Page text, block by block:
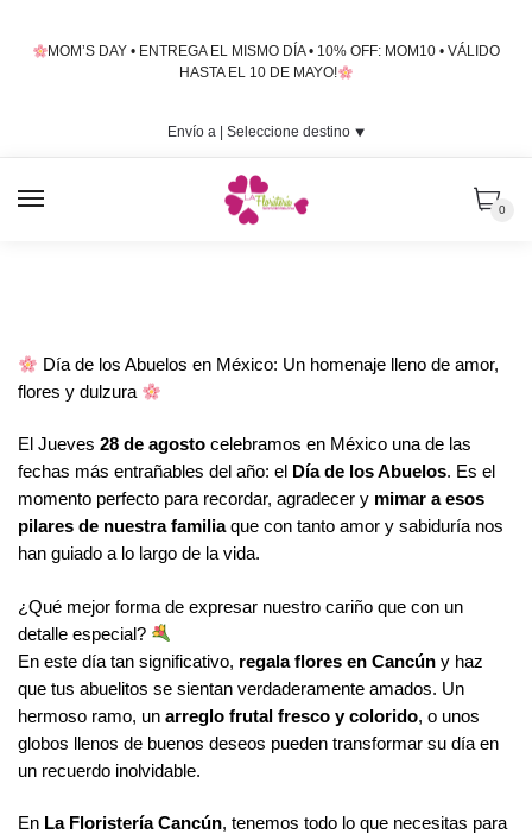
MOM’S DAY • ENTREGA EL MISMO DÍA • 10% OFF: MOM10 • VÁLIDO
HASTA EL 10 DE MAYO!
Envío a | Seleccione destino⯆
0
Día de los Abuelos en México: Un homenaje lleno de amor,
flores y dulzura
El Jueves 28 de agosto celebramos en México una de las
fechas más entrañables del año: el Día de los Abuelos. Es el
momento perfecto para recordar, agradecer y mimar a esos
pilares de nuestra familiaque con tanto amor y sabiduría nos
han guiado a lo largo de la vida.
¿Qué mejor forma de expresar nuestro cariño que con un
detalle especial?
En este día tan significativo, regala flores en Cancún y haz
que tus abuelitos se sientan verdaderamente amados. Un
hermoso ramo, un arreglo frutal fresco y colorido, o unos
globos llenos de buenos deseos pueden transformar su día en
un recuerdo inolvidable.
En La Floristería Cancún, tenemos todo lo que necesitas para